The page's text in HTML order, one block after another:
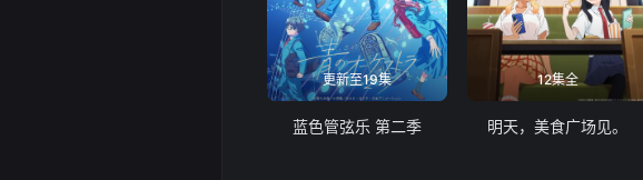
更新至19集
蓝色管弦乐 第二季
12集全
明天，美食广场见。